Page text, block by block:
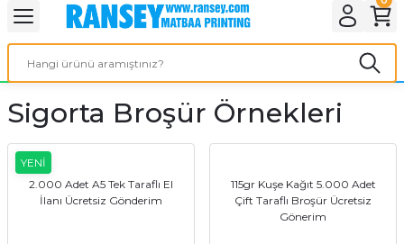
Geri Dön
Geri Dön
Geri Dön
Geri Dön
Ürünleri
Geri Dön
Geri Dön
Geri Dön
Sigorta Broşür Örnekleri
YENİ
2.000 Adet A5 Tek Taraflı El
İlanı Ücretsiz Gönderim
115gr Kuşe Kağıt 5.000 Adet
Çift Taraflı Broşür Ücretsiz
Gönerim